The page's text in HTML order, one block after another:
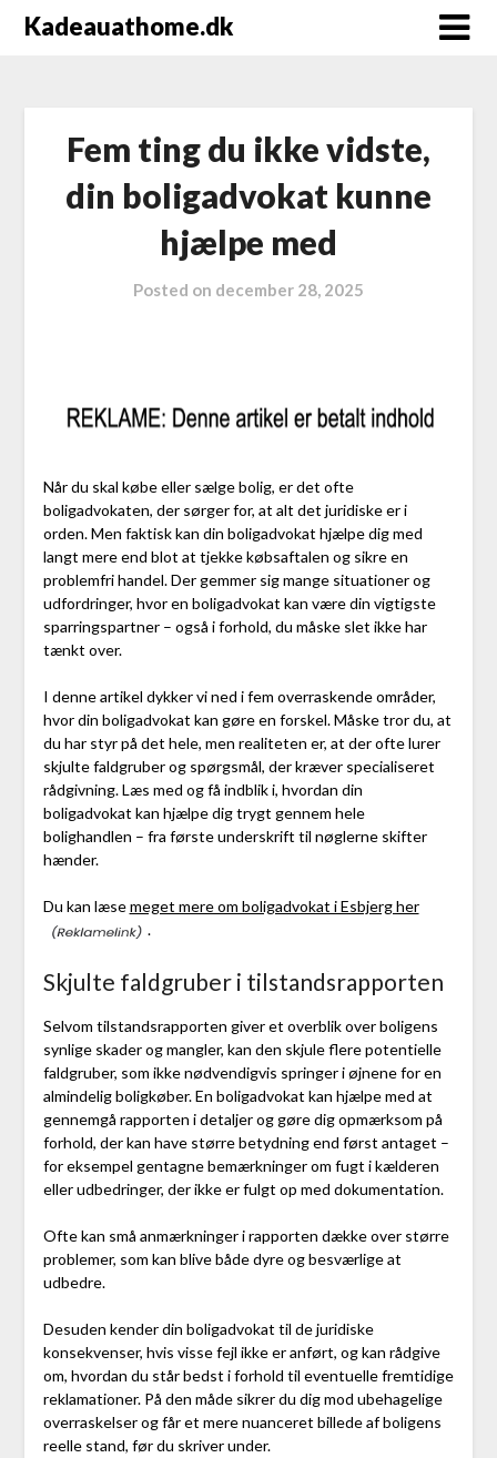
Kadeauathome.dk
Fem ting du ikke vidste,
din boligadvokat kunne
hjælpe med
Posted on december 28, 2025
Når du skal købe eller sælge bolig, er det ofte
boligadvokaten, der sørger for, at alt det juridiske er i
orden. Men faktisk kan din boligadvokat hjælpe dig med
langt mere end blot at tjekke købsaftalen og sikre en
problemfri handel. Der gemmer sig mange situationer og
udfordringer, hvor en boligadvokat kan være din vigtigste
sparringspartner – også i forhold, du måske slet ikke har
tænkt over.
I denne artikel dykker vi ned i fem overraskende områder,
hvor din boligadvokat kan gøre en forskel. Måske tror du, at
du har styr på det hele, men realiteten er, at der ofte lurer
skjulte faldgruber og spørgsmål, der kræver specialiseret
rådgivning. Læs med og få indblik i, hvordan din
boligadvokat kan hjælpe dig trygt gennem hele
bolighandlen – fra første underskrift til nøglerne skifter
hænder.
Du kan læsemeget mere om boligadvokat i Esbjerg her
.
Skjulte faldgruber i tilstandsrapporten
Selvom tilstandsrapporten giver et overblik over boligens
synlige skader og mangler, kan den skjule flere potentielle
faldgruber, som ikke nødvendigvis springer i øjnene for en
almindelig boligkøber. En boligadvokat kan hjælpe med at
gennemgå rapporten i detaljer og gøre dig opmærksom på
forhold, der kan have større betydning end først antaget –
for eksempel gentagne bemærkninger om fugt i kælderen
eller udbedringer, der ikke er fulgt op med dokumentation.
Ofte kan små anmærkninger i rapporten dække over større
problemer, som kan blive både dyre og besværlige at
udbedre.
Desuden kender din boligadvokat til de juridiske
konsekvenser, hvis visse fejl ikke er anført, og kan rådgive
om, hvordan du står bedst i forhold til eventuelle fremtidige
reklamationer. På den måde sikrer du dig mod ubehagelige
overraskelser og får et mere nuanceret billede af boligens
reelle stand, før du skriver under.